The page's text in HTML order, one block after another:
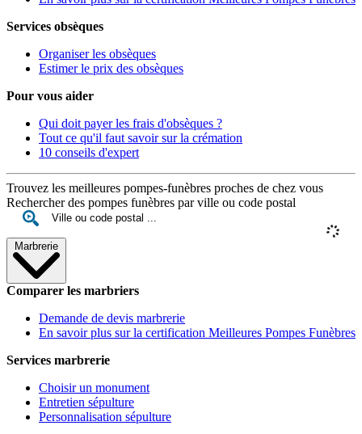
Services obsèques
Organiser les obsèques
Estimer le prix des obsèques
Pour vous aider
Qui doit payer les frais d'obsèques ?
Tout ce qu'il faut savoir sur la crémation
10 conseils d'expert
Trouvez les meilleures pompes-funèbres proches de chez vous
Rechercher des pompes funèbres par ville ou code postal
Marbrerie
Comparer les marbriers
Demande de devis marbrerie
En savoir plus sur la certification Meilleures Pompes Funèbres
Services marbrerie
Choisir un monument
Entretien sépulture
Personnalisation sépulture